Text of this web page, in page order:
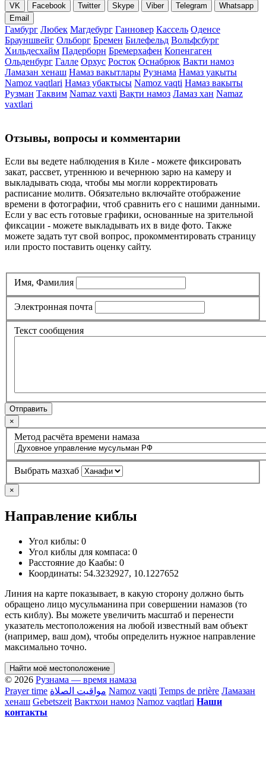
VK Facebook Twitter Skype Viber Telegram
Whatsapp
Email
Гамбург Любек Магдебург Ганновер Кассель Оденсе
Брауншвейг Ольборг Бремен Билефельд Вольфсбург
Хильдесхайм Падерборн Бремерхафен Копенгаген
Ольденбург Галле Орхус Росток Оснабрюк Вакти намоз
Ламазан хенаш Намаз вакытлары Рузнама Намаз уақыты
Namoz vaqtlari Намаз убактысы Namoz vaqti Намаз вакыты
Рузман Таквим Namaz vaxti Вақти намоз Ламаз хан Namaz
vaxtlari
Отзывы, вопросы и комментарии
Если вы ведете наблюдения в Киле - можете фиксировать
закат, рассвет, утреннюю и вечернюю зарю на камеру и
выкладывать сюда, чтобы мы могли корректировать
расписание молитв. Обязательно включайте отображение
времени в фотографии, чтоб сравнить его с нашими данными.
Если у вас есть готовые графики, основанные на зрительной
фиксации - можете выкладывать их в виде фото. Также
можете задать тут свой вопрос, прокомментировать страницу
или просто поставить оценку сайту.
Имя, Фамилия
Электронная почта
Текст сообщения
Отправить
×
Метод расчёта времени намаза
Выбрать мазхаб
×
Направление киблы
Угол киблы: 0
Угол киблы для компаса: 0
Расстояние до Каабы: 0
Координаты: 54.3232927, 10.1227652
Линия на карте показывает, в какую сторону должно быть
обращено лицо мусульманина при совершении намазов (то
есть киблу). Вы можете увеличить масштаб и перенести
указатель местоположения на любой известный вам объект
(например, ваш дом), чтобы определить нужное направление
максимально точно.
Найти моё местоположение
© 2026 Рузнама — время намаза
Prayer time مواقيت الصلاة Namoz vaqti Temps de prière Ламазан
хенаш Gebetszeit Вактхои намоз Namoz vaqtlari Наши
контакты